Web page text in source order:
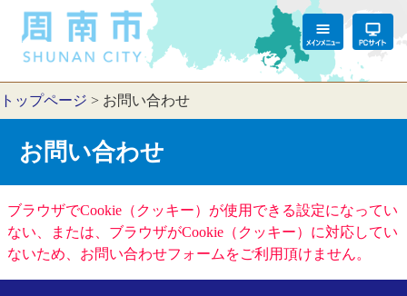
トップページ > お問い合わせ
お問い合わせ
ブラウザでCookie（クッキー）が使用できる設定になってい
ない、または、ブラウザがCookie（クッキー）に対応してい
ないため、お問い合わせフォームをご利用頂けません。